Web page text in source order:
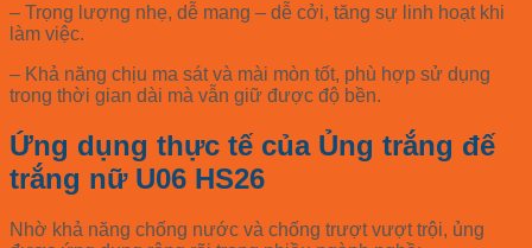
– Trọng lượng nhẹ, dễ mang – dễ cởi, tăng sự linh hoạt khi
làm việc.
– Khả năng chịu ma sát và mài mòn tốt, phù hợp sử dụng
trong thời gian dài mà vẫn giữ được độ bền.
Ứng dụng thực tế của Ủng trắng đế
trắng nữ U06 HS26
Nhờ khả năng chống nước và chống trượt vượt trội, ủng